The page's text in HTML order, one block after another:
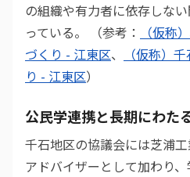
の組織や有力者に依存しな
っている。 （参考：
（仮称
づくり - 江東区、
（仮称）
り - 江東区）
公民学連携と長期にわた
千石地区の協議会には芝浦
アドバイザーとして加わり